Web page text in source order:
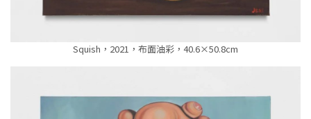
Squish，2021，布面油彩，40.6×50.8cm